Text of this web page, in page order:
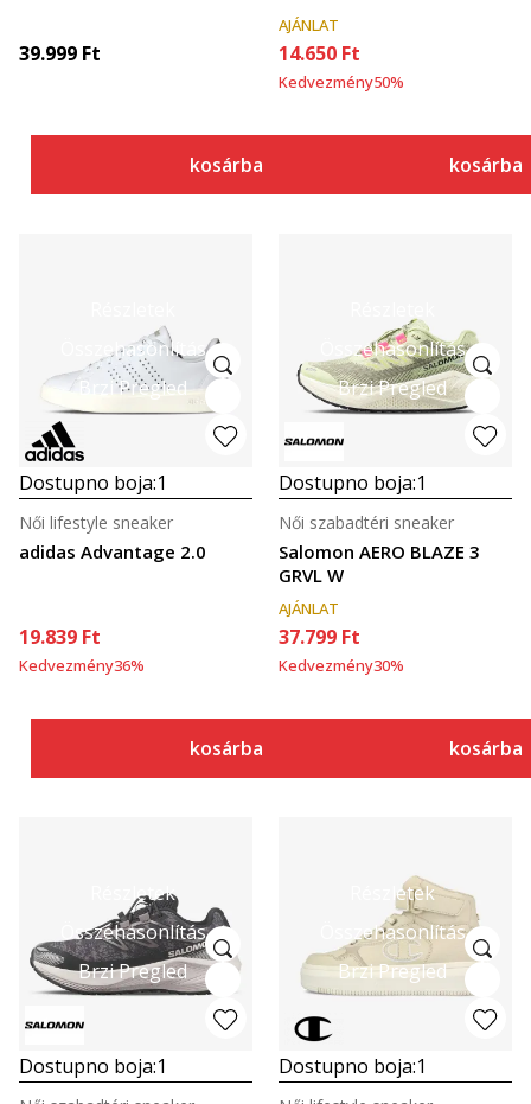
39.999 Ft
kosárba
AJÁNLAT
14.650 Ft
Kedvezmény50%
kosárba
Összehasonlítás
Brzi Pregled
Dostupno boja:1
adidas Advantage 2.0
Női lifestyle sneaker
19.839 Ft
Kedvezmény36%
kosárba
Összehasonlítás
Brzi Pregled
Dostupno boja:1
Salomon AERO BLAZE 3
GRVL W
Női szabadtéri sneaker
AJÁNLAT
37.799 Ft
Kedvezmény30%
kosárba
Részletek
Összehasonlítás
Brzi Pregled
Dostupno boja:1
Részletek
Összehasonlítás
Brzi Pregled
Dostupno boja:1